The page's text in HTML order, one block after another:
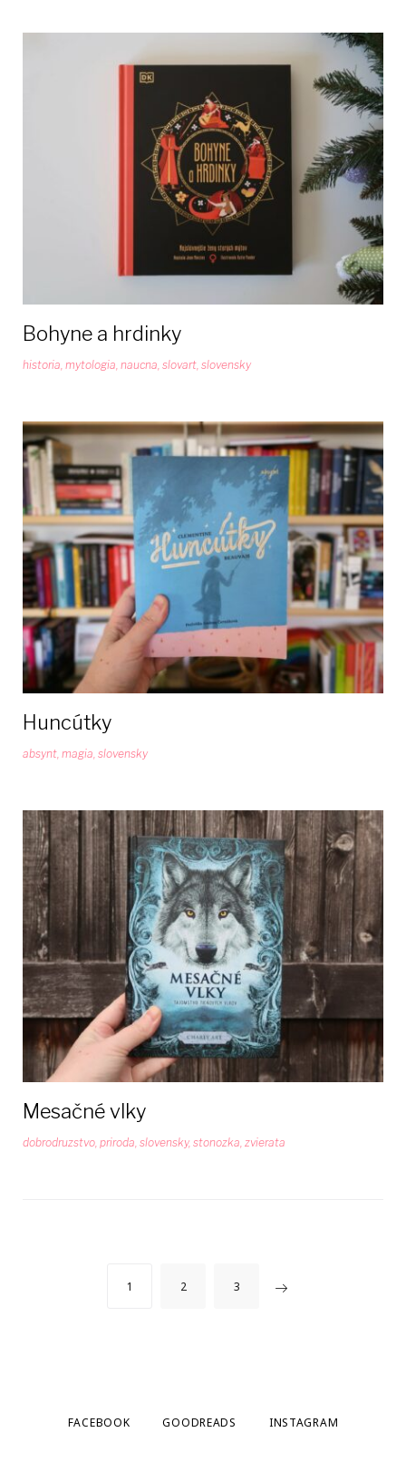
Bohyne a hrdinky
historia, mytologia, naucna, slovart, slovensky
Huncútky
absynt, magia, slovensky
Mesačné vlky
dobrodruzstvo, priroda, slovensky, stonozka, zvierata
Stránkovanie
1 2 3
FACEBOOK GOODREADS INSTAGRAM